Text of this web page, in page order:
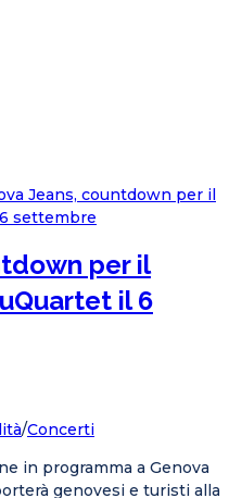
per il
il 6
/Concerti
in programma a Genova
genovesi e turisti alla